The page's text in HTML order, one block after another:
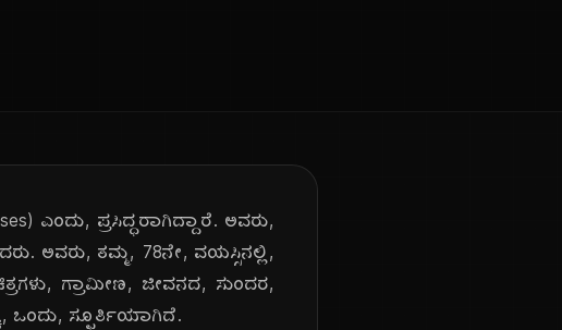
ಎಂದು, ಪ್ರಸಿದ್ಧರಾಗಿದ್ದಾರೆ. ಅವರು,
ಅವರು, ತಮ್ಮ, 78ನೇ, ವಯಸ್ಸಿನಲ್ಲಿ,
ಗ್ರಾಮೀಣ, ಜೀವನದ, ಸುಂದರ,
ಒಂದು, ಸ್ಫೂರ್ತಿಯಾಗಿದೆ.